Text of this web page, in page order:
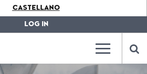
CASTELLANO
LOG IN
???
???